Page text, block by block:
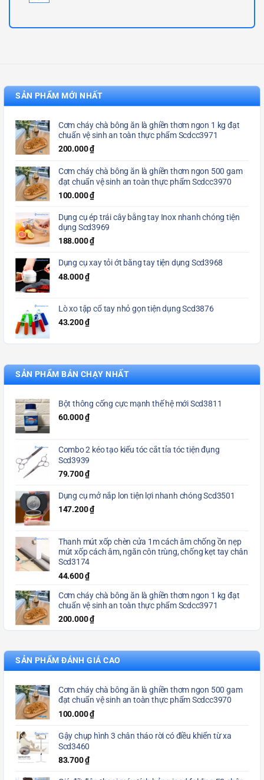
SẢN PHẨM MỚI NHẤT
Cơm cháy chà bông ăn là ghiền thơm ngon 1 kg đạt
chuẩn vệ sinh an toàn thực phẩm Scdcc3971
200.000₫
Cơm cháy chà bông ăn là ghiền thơm ngon 500 gam
đạt chuẩn vệ sinh an toàn thực phẩm Scdcc3970
100.000₫
Dụng cụ ép trái cây bằng tay Inox nhanh chóng tiện
dụng Scd3969
188.000₫
Dụng cụ xay tỏi ớt bằng tay tiện dụng Scd3968
48.000₫
Lò xo tập cổ tay nhỏ gọn tiện dụng Scd3876
43.200₫
SẢN PHẨM BÁN CHẠY NHẤT
Bột thông cống cực mạnh thế hệ mới Scd3811
60.000₫
Combo 2 kéo tạo kiểu tóc cắt tỉa tóc tiện đụng
Scd3939
79.700₫
Dụng cụ mở nắp lon tiện lợi nhanh chóng Scd3501
147.200₫
Thanh mút xốp chèn cửa 1m cách âm chống ồn nẹp
mút xốp cách âm, ngăn côn trùng, chống kẹt tay chân
Scd3174
44.600₫
Cơm cháy chà bông ăn là ghiền thơm ngon 1 kg đạt
chuẩn vệ sinh an toàn thực phẩm Scdcc3971
200.000₫
SẢN PHẨM ĐÁNH GIÁ CAO
Cơm cháy chà bông ăn là ghiền thơm ngon 500 gam
đạt chuẩn vệ sinh an toàn thực phẩm Scdcc3970
100.000₫
Gậy chụp hình 3 chân tháo rời có điều khiển từ xa
Scd3460
83.700₫